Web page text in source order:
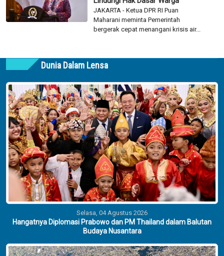
JAKARTA - Ketua DPR RI Puan
Maharani meminta Pemerintah
bergerak cepat menangani krisis air...
Dunia Dalam Lensa
Selasa, 04 Agustus 2026
Hangatnya Diplomasi Prabowo dan PM Thailand dalam Balutan
Budaya Nusantara